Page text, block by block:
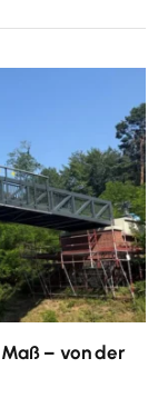
– von der